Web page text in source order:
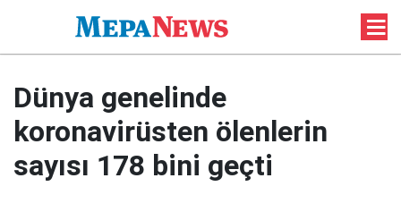
Dünya genelinde
koronavirüsten ölenlerin
sayısı 178 bini geçti